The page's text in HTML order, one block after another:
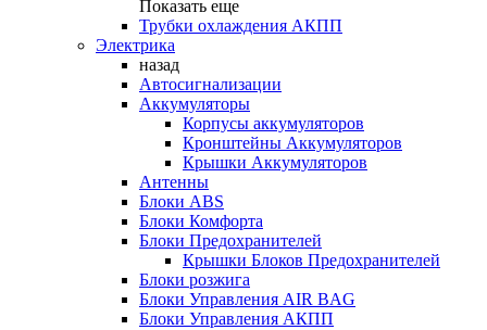
Показать еще
Трубки охлаждения АКПП
Электрика
назад
Автосигнализации
Аккумуляторы
Корпусы аккумуляторов
Кронштейны Аккумуляторов
Крышки Аккумуляторов
Антенны
Блоки ABS
Блоки Комфорта
Блоки Предохранителей
Крышки Блоков Предохранителей
Блоки розжига
Блоки Управления AIR BAG
Блоки Управления АКПП